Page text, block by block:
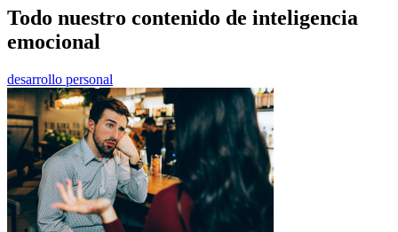
Todo nuestro contenido de inteligencia
emocional
desarrollo personal